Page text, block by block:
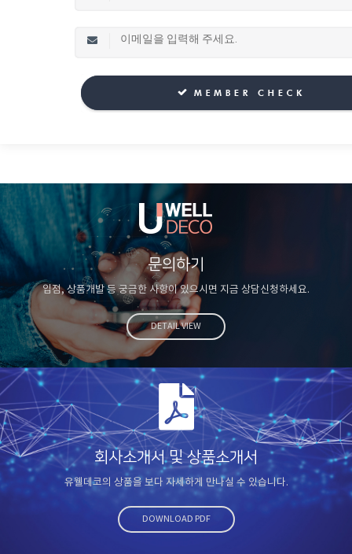
문의하기
입점, 상품개발 등 궁금한 사항이 있으시면 지금 상담신청하세요.
DETAIL VIEW
회사소개서 및 상품소개서
유웰데코의 상품을 보다 자세하게 만나실 수 있습니다.
DOWNLOAD PDF